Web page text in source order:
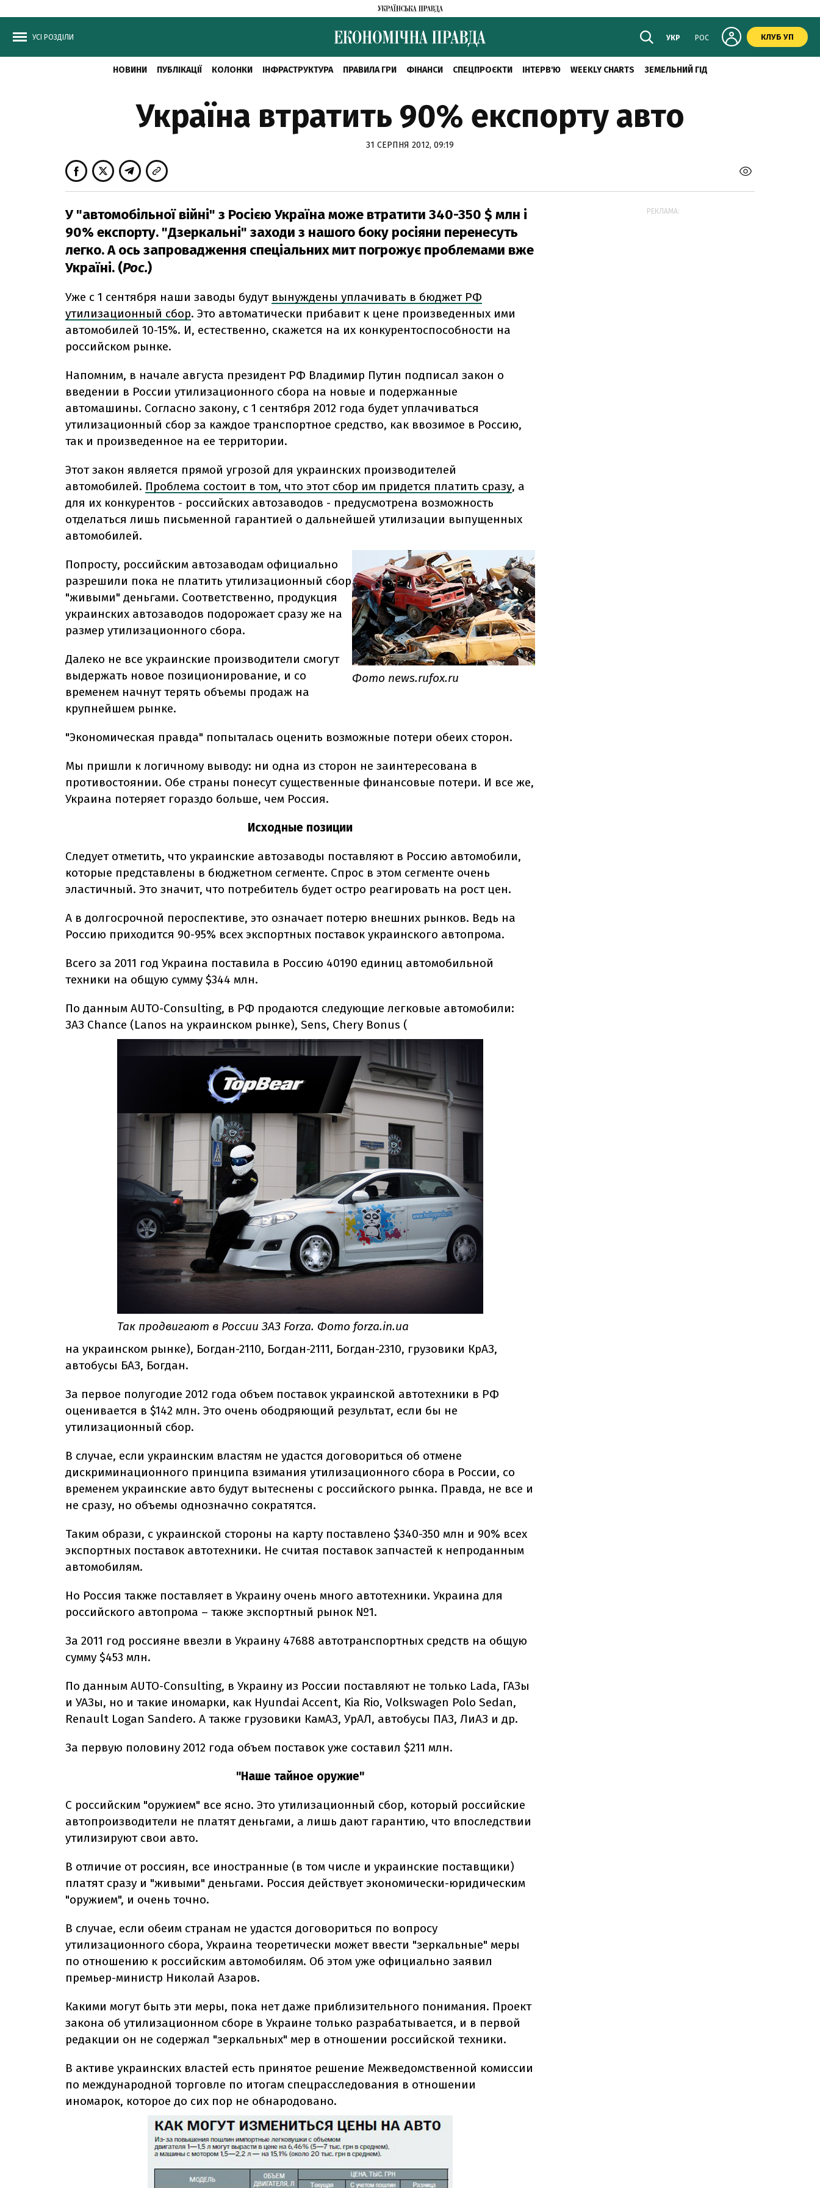
УСІ РОЗДІЛИ УКР РОС КЛУБ УП
НОВИНИ ПУБЛІКАЦІЇ КОЛОНКИ ІНФРАСТРУКТУРА ПРАВИЛА ГРИ ФІНАНСИ СПЕЦПРОЄКТИ ІНТЕРВ'Ю WEEKLY CHARTS ЗЕМЕЛЬНИЙ ГІД
Україна втратить 90% експорту авто
31 СЕРПНЯ 2012, 09:19
У "автомобільної війні" з Росією Україна може втратити 340-350 $ млн і
90% експорту. "Дзеркальні" заходи з нашого боку росіяни перенесуть
легко. А ось запровадження спеціальних мит погрожує проблемами вже
Україні. (Рос.)
Уже с 1 сентября наши заводы будут вынуждены уплачивать в бюджет РФ
утилизационный сбор. Это автоматически прибавит к цене произведенных ими
автомобилей 10-15%. И, естественно, скажется на их конкурентоспособности на
российском рынке.
Напомним, в начале августа президент РФ Владимир Путин подписал закон о
введении в России утилизационного сбора на новые и подержанные
автомашины. Согласно закону, с 1 сентября 2012 года будет уплачиваться
утилизационный сбор за каждое транспортное средство, как ввозимое в Россию,
так и произведенное на ее территории.
Этот закон является прямой угрозой для украинских производителей
автомобилей. Проблема состоит в том, что этот сбор им придется платить сразу, а
для их конкурентов - российских автозаводов - предусмотрена возможность
отделаться лишь письменной гарантией о дальнейшей утилизации выпущенных
автомобилей.
Фото news.rufox.ru
Попросту, российским автозаводам официально
разрешили пока не платить утилизационный сбор
"живыми" деньгами. Соответственно, продукция
украинских автозаводов подорожает сразу же на
размер утилизационного сбора.
Далеко не все украинские производители смогут
выдержать новое позиционирование, и со
временем начнут терять объемы продаж на
крупнейшем рынке.
"Экономическая правда" попыталась оценить возможные потери обеих сторон.
Мы пришли к логичному выводу: ни одна из сторон не заинтересована в
противостоянии. Обе страны понесут существенные финансовые потери. И все же,
Украина потеряет гораздо больше, чем Россия.
Исходные позиции
Следует отметить, что украинские автозаводы поставляют в Россию автомобили,
которые представлены в бюджетном сегменте. Спрос в этом сегменте очень
эластичный. Это значит, что потребитель будет остро реагировать на рост цен.
А в долгосрочной пероспективе, это означает потерю внешних рынков. Ведь на
Россию приходится 90-95% всех экспортных поставок украинского автопрома.
Всего за 2011 год Украина поставила в Россию 40190 единиц автомобильной
техники на общую сумму $344 млн.
По данным AUTO-Consulting, в РФ продаются следующие легковые автомобили:
ЗАЗ Chance (Lanos на украинском рынке), Sens, Chery Bonus (
Так продвигают в России ЗАЗ Forza. Фото forza.in.ua
на украинском рынке), Богдан-2110, Богдан-2111, Богдан-2310, грузовики КрАЗ,
автобусы БАЗ, Богдан.
За первое полугодие 2012 года объем поставок украинской автотехники в РФ
оценивается в $142 млн. Это очень ободряющий результат, если бы не
утилизационный сбор.
В случае, если украинским властям не удастся договориться об отмене
дискриминационного принципа взимания утилизационного сбора в России, со
временем украинские авто будут вытеснены с российского рынка. Правда, не все и
не сразу, но объемы однозначно сократятся.
Таким образи, с украинской стороны на карту поставлено $340-350 млн и 90% всех
экспортных поставок автотехники. Не считая поставок запчастей к непроданным
автомобилям.
Но Россия также поставляет в Украину очень много автотехники. Украина для
российского автопрома – также экспортный рынок №1.
За 2011 год россияне ввезли в Украину 47688 автотранспортных средств на общую
сумму $453 млн.
По данным AUTO-Consulting, в Украину из России поставляют не только Lada, ГАЗы
и УАЗы, но и такие иномарки, как Hyundai Accent, Kia Rio, Volkswagen Polo Sedan,
Renault Logan Sandero. А также грузовики КамАЗ, УрАЛ, автобусы ПАЗ, ЛиАЗ и др.
За первую половину 2012 года объем поставок уже составил $211 млн.
"Наше тайное оружие"
С российским "оружием" все ясно. Это утилизационный сбор, который российские
автопроизводители не платят деньгами, а лишь дают гарантию, что впоследствии
утилизируют свои авто.
В отличие от россиян, все иностранные (в том числе и украинские поставщики)
платят сразу и "живыми" деньгами. Россия действует экономически-юридическим
"оружием", и очень точно.
В случае, если обеим странам не удастся договориться по вопросу
утилизационного сбора, Украина теоретически может ввести "зеркальные" меры
по отношению к российским автомобилям. Об этом уже официально заявил
премьер-министр Николай Азаров.
Какими могут быть эти меры, пока нет даже приблизительного понимания. Проект
закона об утилизационном сборе в Украине только разрабатывается, и в первой
редакции он не содержал "зеркальных" мер в отношении российской техники.
В активе украинских властей есть принятое решение Межведомственной комиссии
по международной торговле по итогам спецрасследования в отношении
иномарок, которое до сих пор не обнародовано.
РЕКЛАМА: